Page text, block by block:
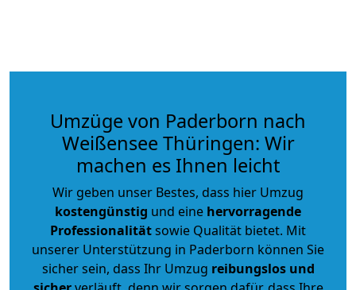
Umzüge von Paderborn nach
Weißensee Thüringen: Wir
machen es Ihnen leicht
Wir geben unser Bestes, dass hier Umzug
kostengünstig und eine hervorragende
Professionalitätsowie Qualität bietet. Mit
unserer Unterstützung in Paderborn können Sie
sicher sein, dass Ihr Umzug reibungslos und